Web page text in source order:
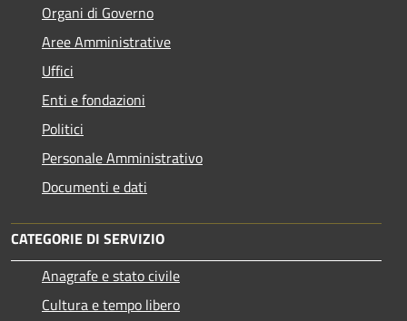
Organi di Governo
Aree Amministrative
Uffici
Enti e fondazioni
Politici
Personale Amministrativo
Documenti e dati
CATEGORIE DI SERVIZIO
Anagrafe e stato civile
Cultura e tempo libero